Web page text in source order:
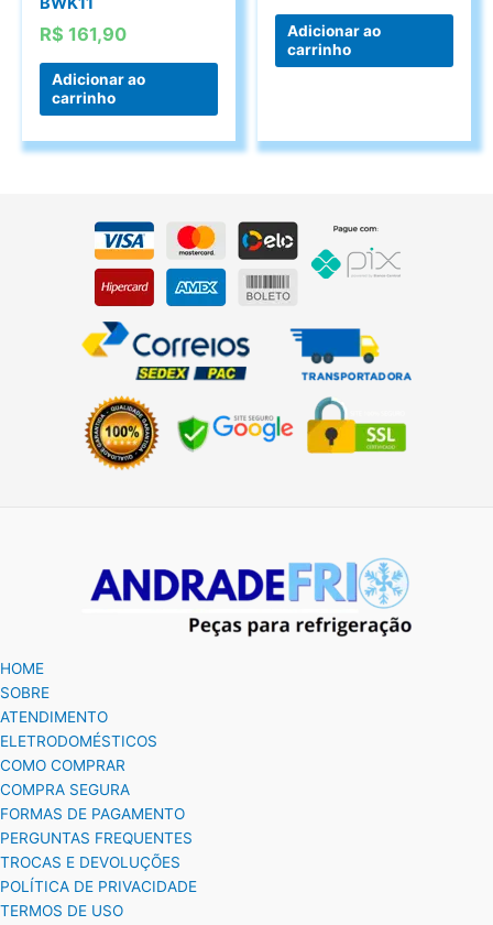
R$ 161,90
Adicionar ao
carrinho
Adicionar ao
carrinho
HOME
SOBRE
ATENDIMENTO
ELETRODOMÉSTICOS
COMO COMPRAR
COMPRA SEGURA
FORMAS DE PAGAMENTO
PERGUNTAS FREQUENTES
TROCAS E DEVOLUÇÕES
POLÍTICA DE PRIVACIDADE
TERMOS DE USO